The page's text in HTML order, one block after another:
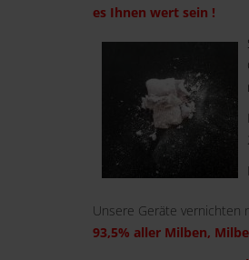
es Ihnen wert sein !
Unsere Geräte vernichten
93,5% aller Milben,